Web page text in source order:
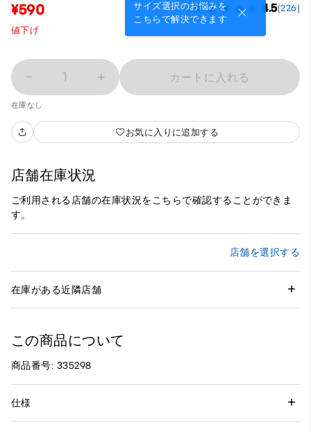
サイズ選択のお悩みを
こちらで解決できます
¥590 4.5(226)
値下げ
1 カートに入れる
在庫なし
お気に入りに追加する
店舗在庫状況
ご利用される店舗の在庫状況をこちらで確認することができま
す。
店舗を選択する
在庫がある近隣店舗
この商品について
商品番号: 335298
仕様